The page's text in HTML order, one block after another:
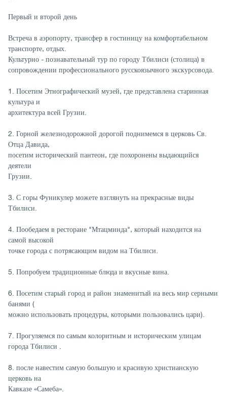
Первый и второй день
Встреча в аэропорту, трансфер в гостиницу на комфортабельном
транспорте, отдых.
Культурно - познавательный тур по городу Тбилиси (столица) в
сопровождении профессионального русскоязычного экскурсовода.
1. Посетим Этнографический музей, где представлена старинная
культура и
архитектура всей Грузии.
2. Горной железнодорожной дорогой поднимемся в церковь Св.
Отца Давида,
посетим исторический пантеон, где похоронены выдающийся
деятели
Грузии.
3. С горы Фуникулер можете взглянуть на прекрасные виды
Тбилиси.
4. Пообедаем в ресторане "Мтацминда", который находится на
самой высокой
точке города с потрясающим видом на Тбилиси.
5. Попробуем традиционные блюда и вкусные вина.
6. Посетим старый город и район знаменитый на весь мир серными
банями (
можно использовать процедуры, которыми пользовались цари).
7. Прогуляемся по самым колоритным и историческим улицам
города Тбилиси .
8. после навестим самую большую и красивую христианскую
церковь на
Кавказе «Самеба».